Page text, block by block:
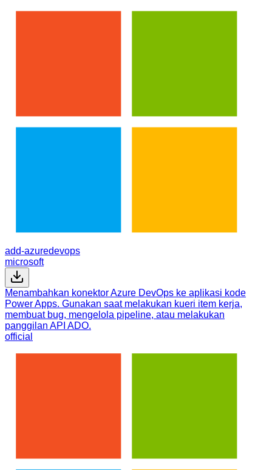
add-azuredevops
microsoft
Menambahkan konektor Azure DevOps ke aplikasi kode
Power Apps. Gunakan saat melakukan kueri item kerja,
membuat bug, mengelola pipeline, atau melakukan
panggilan API ADO.
official